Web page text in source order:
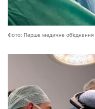
Фото: Перше медичне